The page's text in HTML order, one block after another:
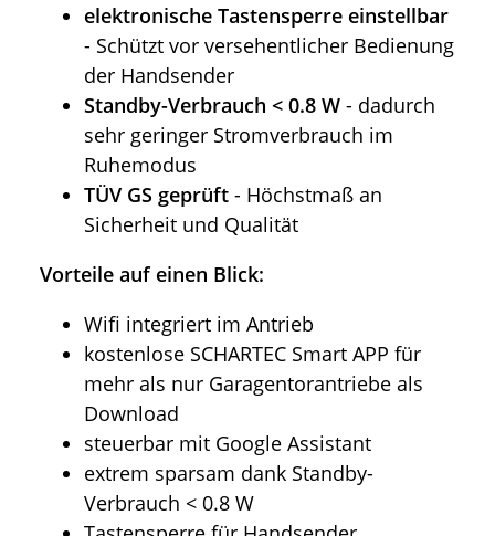
elektronische Tastensperre einstellbar
- Schützt vor versehentlicher Bedienung
der Handsender
Standby-Verbrauch < 0.8 W - dadurch
sehr geringer Stromverbrauch im
Ruhemodus
TÜV GS geprüft - Höchstmaß an
Sicherheit und Qualität
Vorteile auf einen Blick:
Wifi integriert im Antrieb
kostenlose SCHARTEC Smart APP für
mehr als nur Garagentorantriebe als
Download
steuerbar mit Google Assistant
extrem sparsam dank Standby-
Verbrauch < 0.8 W